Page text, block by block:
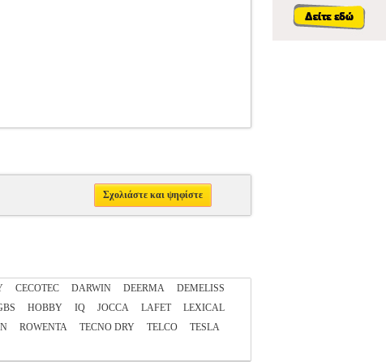
Σχολιάστε και ψηφίστε
CECOTEC DARWIN DEERMA
DEMELISS
HOBBY IQ JOCCA LAFET
LEXICAL
ROWENTA TECNO DRY TELCO
TESLA